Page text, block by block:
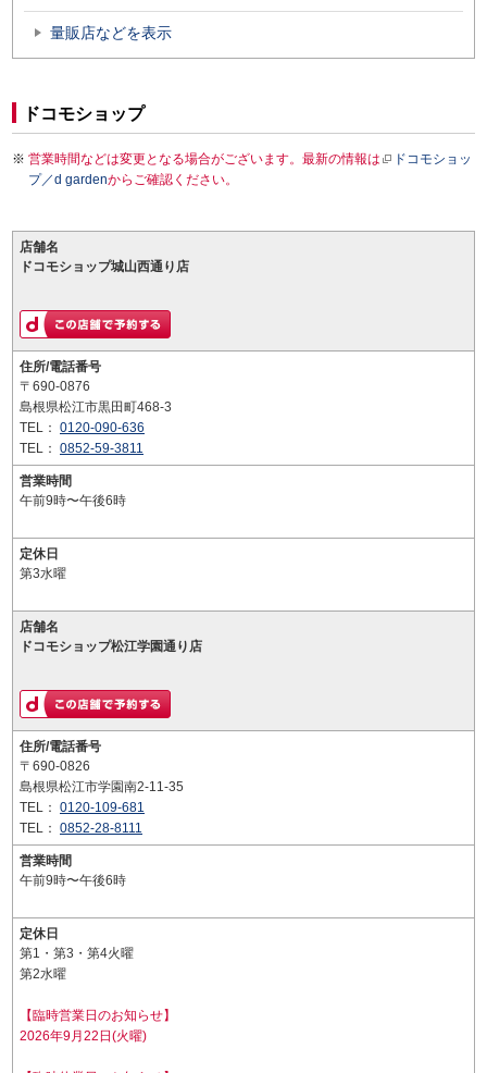
量販店などを表示
ドコモショップ
営業時間などは変更となる場合がございます。最新の情報は
ドコモショッ
プ／d gardenからご確認ください。
店舗名
ドコモショップ城山西通り店
住所/電話番号
〒690-0876
島根県松江市黒田町468-3
TEL： 0120-090-636
TEL： 0852-59-3811
営業時間
午前9時〜午後6時
定休日
第3水曜
店舗名
ドコモショップ松江学園通り店
住所/電話番号
〒690-0826
島根県松江市学園南2-11-35
TEL： 0120-109-681
TEL： 0852-28-8111
営業時間
午前9時〜午後6時
定休日
第1・第3・第4火曜
第2水曜
【臨時営業日のお知らせ】
2026年9月22日(火曜)